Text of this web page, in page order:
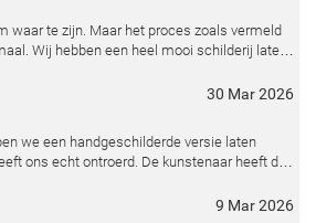
waar te zijn. Maar het proces zoals vermeld
Wij hebben een heel mooi schilderij laten
30 Mar 2026
we een handgeschilderde versie laten
ons echt ontroerd. De kunstenaar heeft de
9 Mar 2026